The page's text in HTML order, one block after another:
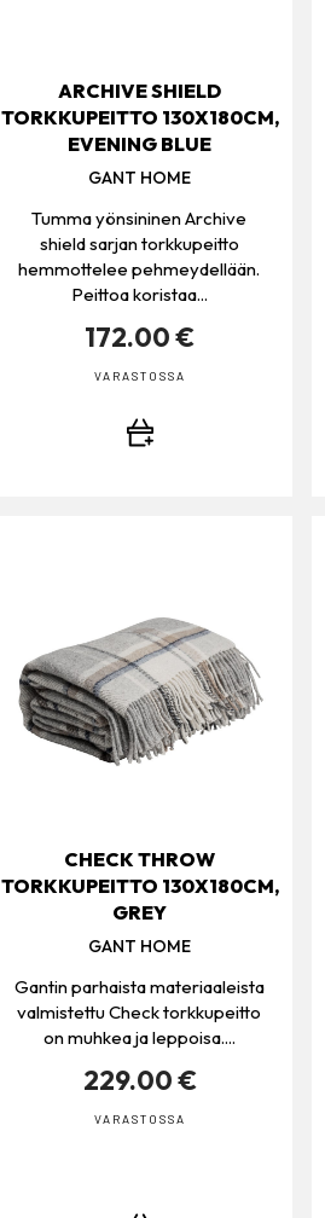
ARCHIVE SHIELD
TORKKUPEITTO 130X180CM,
EVENING BLUE
GANT HOME
Tumma yönsininen Archive
shield sarjan torkkupeitto
hemmottelee pehmeydellään.
Peittoa koristaa...
172.00 €
VARASTOSSA
CHECK THROW
TORKKUPEITTO 130X180CM,
GREY
GANT HOME
Gantin parhaista materiaaleista
valmistettu Check torkkupeitto
on muhkea ja leppoisa....
229.00 €
VARASTOSSA